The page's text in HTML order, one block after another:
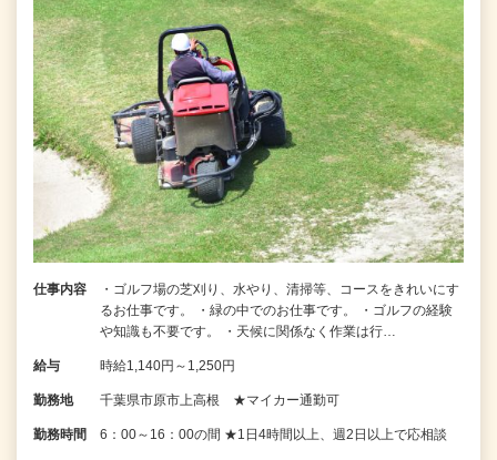
仕事内容
・ゴルフ場の芝刈り、水やり、清掃等、コースをきれいにす
るお仕事です。 ・緑の中でのお仕事です。 ・ゴルフの経験
や知識も不要です。 ・天候に関係なく作業は行…
給与 時給1,140円～1,250円
勤務地 千葉県市原市上高根 ★マイカー通勤可
勤務時間 6：00～16：00の間 ★1日4時間以上、週2日以上で応相談